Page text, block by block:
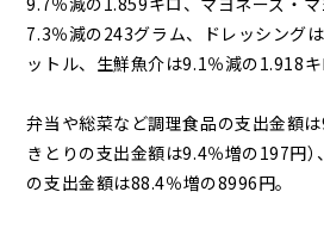
7.3％減の243グラム、ドレッシング
ットル、生鮮魚介は9.1％減の1.918キ
弁当や総菜など調理食品の支出金額
きとりの支出金額は9.4％増の197円
の支出金額は88.4％増の8996円。